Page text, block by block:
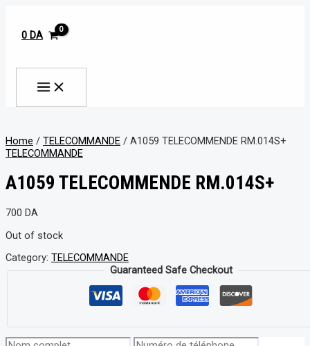
contenu
0 DA
Home / TELECOMMANDE / A1059 TELECOMMENDE RM.014S+
TELECOMMANDE
A1059 TELECOMMENDE RM.014S+
700 DA
Out of stock
Category: TELECOMMANDE
Guaranteed Safe Checkout